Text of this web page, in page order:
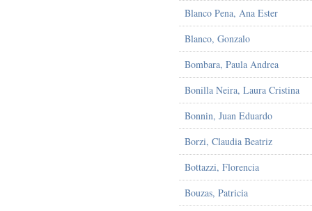
Blanco Pena, Ana Ester
Blanco, Gonzalo
Bombara, Paula Andrea
Bonilla Neira, Laura Cristina
Bonnin, Juan Eduardo
Borzi, Claudia Beatriz
Bottazzi, Florencia
Bouzas, Patricia